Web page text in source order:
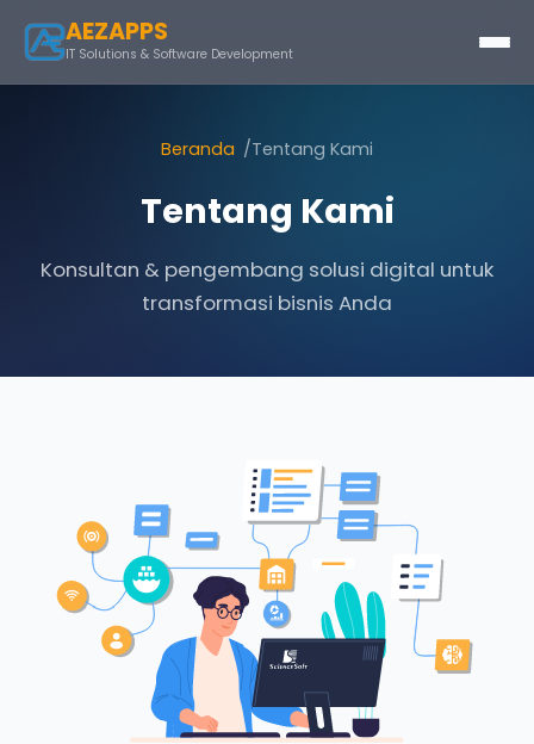
AEZAPPS
IT Solutions & Software Development
Beranda Tentang Kami
Tentang Kami
Konsultan & pengembang solusi digital untuk
transformasi bisnis Anda